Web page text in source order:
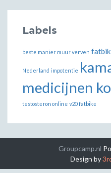
Labels
beste manier muur verven
Nederland impotentie
medicijnen
testosteron online v20 fatbike
Groupcamp.nl
Design by